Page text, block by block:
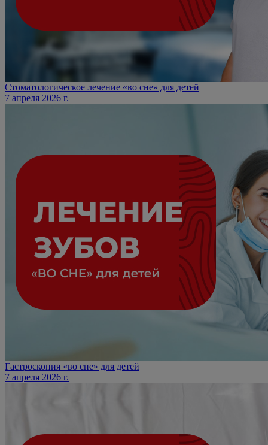
Стоматологическое лечение «во сне» для детей
7 апреля 2026 г.
Гастроскопия «во сне» для детей
7 апреля 2026 г.